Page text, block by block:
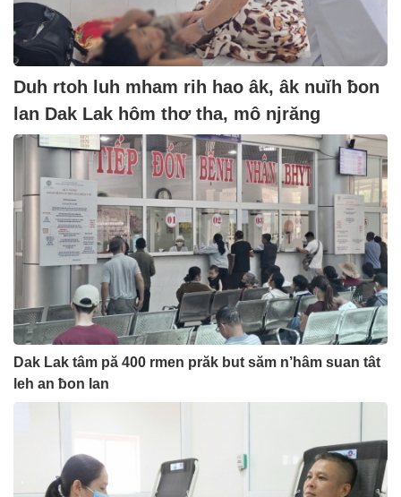
Duh rtoh luh mham rih hao âk, âk nuĭh ƀon
lan Dak Lak hôm thơ tha, mô njrăng
Dak Lak tâm pă 400 rmen prăk but săm n’hâm suan tât
leh an ƀon lan